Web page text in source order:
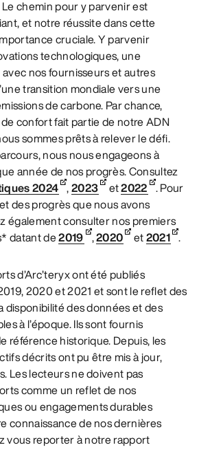
chemin pour y parvenir est
et notre réussite dans cette
cruciale. Y parvenir
technologiques, une
nos fournisseurs et autres
transition mondiale vers une
de carbone. Par chance,
confort fait partie de notre ADN
sommes prêts à relever le défi.
nous nous engageons à
année de nos progrès. Consultez
2024 ,2023 et2022 . Pour
des progrès que nous avons
également consulter nos premiers
datant de2019 ,2020 et2021 .
d’Arc’teryx ont été publiés
2020 et 2021 et sont le reflet des
disponibilité des données et des
à l’époque. Ils sont fournis
référence historique. Depuis, les
décrits ont pu être mis à jour,
Les lecteurs ne doivent pas
comme un reflet de nos
ou engagements durables
connaissance de nos dernières
vous reporter à notre rapport